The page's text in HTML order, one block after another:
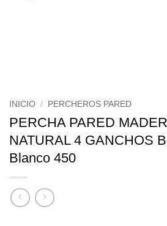
INICIO / PERCHEROS PARED
PERCHA PARED
NATURAL 4 GANCHOS
Blanco 450